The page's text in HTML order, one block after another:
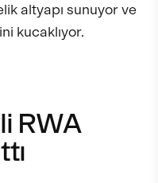
altyapı sunuyor ve
kucaklıyor.
RWA